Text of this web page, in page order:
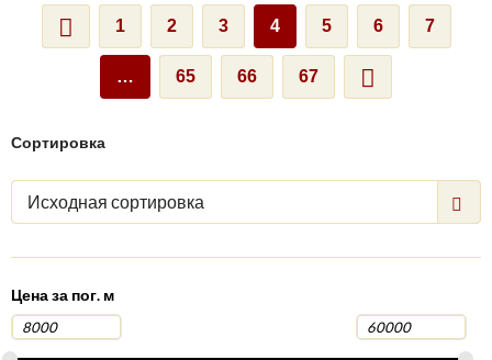
1 2 3 4 5 6 7
… 65 66 67
Сортировка
Исходная сортировка
Цена за пог. м